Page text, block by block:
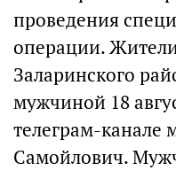
проведения
операции.
Заларинского
мужчиной 18
телеграм-канале
Самойлович.